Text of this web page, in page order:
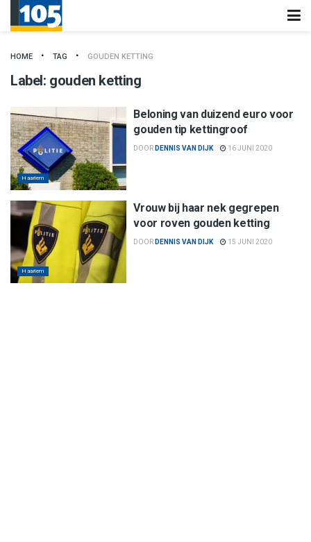
HOME TAG GOUDEN KETTING
Label: gouden ketting
Haarlem
Beloning van duizend euro voor
gouden tip kettingroof
DOOR DENNIS VAN DIJK 16 JUNI 2020
Haarlem
Vrouw bij haar nek gegrepen
voor roven gouden ketting
DOOR DENNIS VAN DIJK 15 JUNI 2020